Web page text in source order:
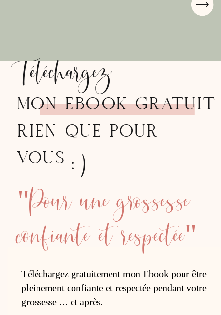
Téléchargez gratuitement mon Ebook pour être
pleinement confiante et respectée pendant votre
grossesse ... et après.
MON EBOOK GRATUIT
RIEN QUE POUR
VOUS:)
"Pour une grossesse
confiante et respectée"
Téléchargez